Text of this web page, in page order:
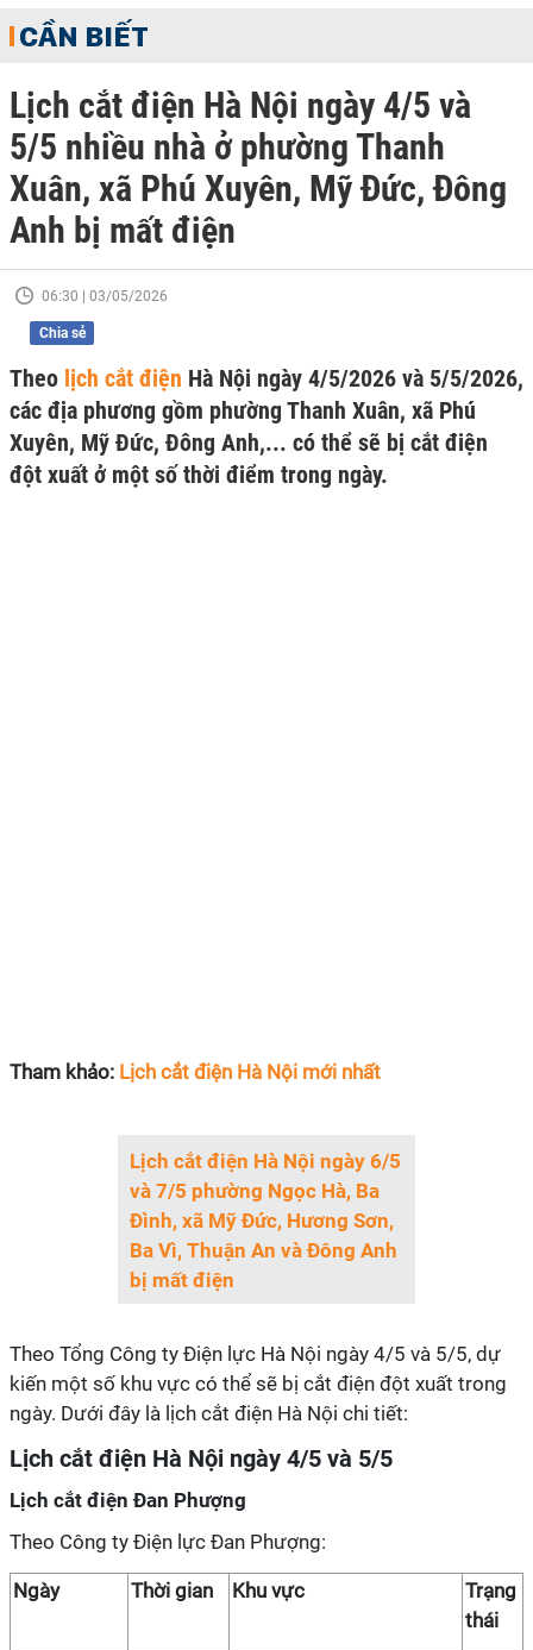
CẦN BIẾT
Lịch cắt điện Hà Nội ngày 4/5 và
5/5 nhiều nhà ở phường Thanh
Xuân, xã Phú Xuyên, Mỹ Đức, Đông
Anh bị mất điện
06:30 | 03/05/2026
Chia sẻ
Theo lịch cắt điện Hà Nội ngày 4/5/2026 và 5/5/2026,
các địa phương gồm phường Thanh Xuân, xã Phú
Xuyên, Mỹ Đức, Đông Anh,... có thể sẽ bị cắt điện
đột xuất ở một số thời điểm trong ngày.
Tham khảo: Lịch cắt điện Hà Nội mới nhất
Lịch cắt điện Hà Nội ngày 6/5
và 7/5 phường Ngọc Hà, Ba
Đình, xã Mỹ Đức, Hương Sơn,
Ba Vì, Thuận An và Đông Anh
bị mất điện
Theo Tổng Công ty Điện lực Hà Nội ngày 4/5 và 5/5, dự
kiến một số khu vực có thể sẽ bị cắt điện đột xuất trong
ngày. Dưới đây là lịch cắt điện Hà Nội chi tiết:
Lịch cắt điện Hà Nội ngày 4/5 và 5/5
Lịch cắt điện Đan Phượng
Theo Công ty Điện lực Đan Phượng:
Ngày Thời gian Khu vực
Trạng
thái